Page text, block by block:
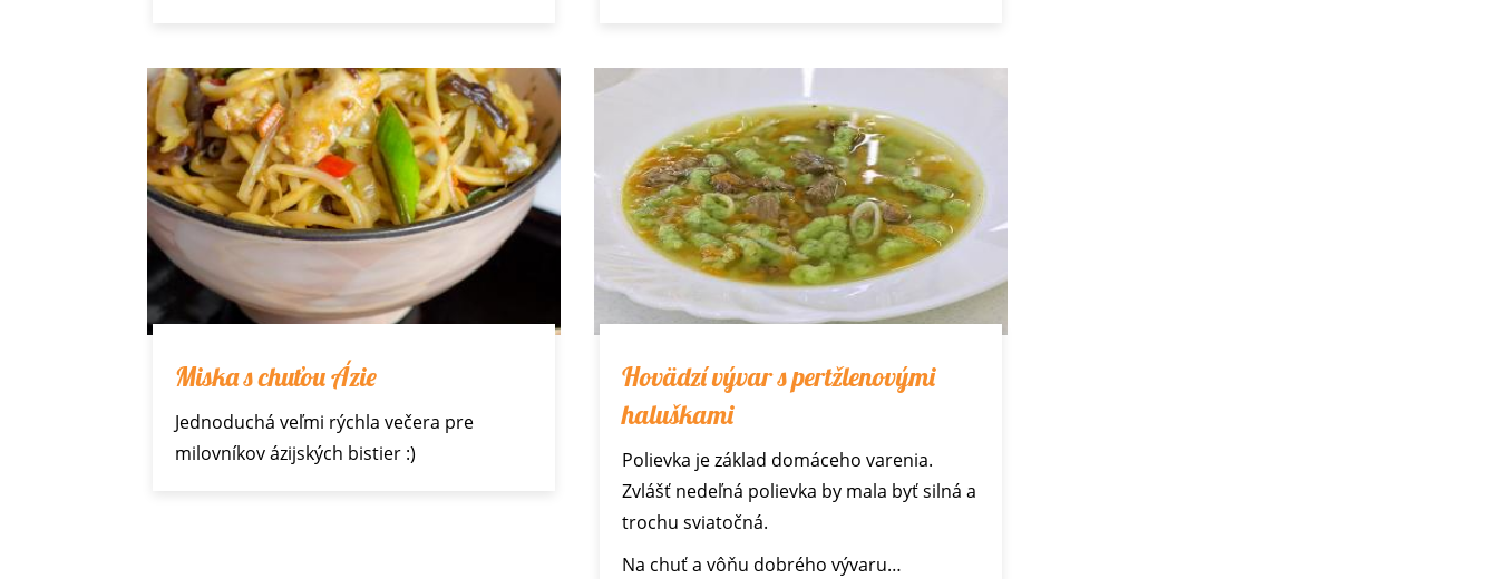
Miska s chuťou Ázie
Jednoduchá veľmi rýchla večera pre
milovníkov ázijských bistier :)
Hovädzí vývar s pertžlenovými
haluškami
Polievka je základ domáceho varenia.
Zvlášť nedeľná polievka by mala byť silná a
trochu sviatočná.
Na chuť a vôňu dobrého vývaru…